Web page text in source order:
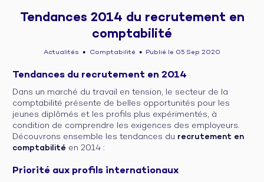
Tendances 2014 du recrutement en
comptabilité
Actualités ● Comptabilité ● Publié le 05 Sep 2020
Tendances du recrutement en 2014
Dans un marché du travail en tension, le secteur de la
comptabilité présente de belles opportunités pour les
jeunes diplômés et les profils plus expérimentés, à
condition de comprendre les exigences des employeurs.
Découvrons ensemble les tendances du recrutement en
comptabilité en 2014 :
Priorité aux profils internationaux